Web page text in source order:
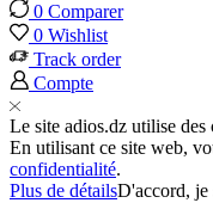
0 Comparer
0 Wishlist
Track order
Compte
Le site adios.dz utilise
En utilisant ce site web,
confidentialité.
Plus de détailsD'accord, je